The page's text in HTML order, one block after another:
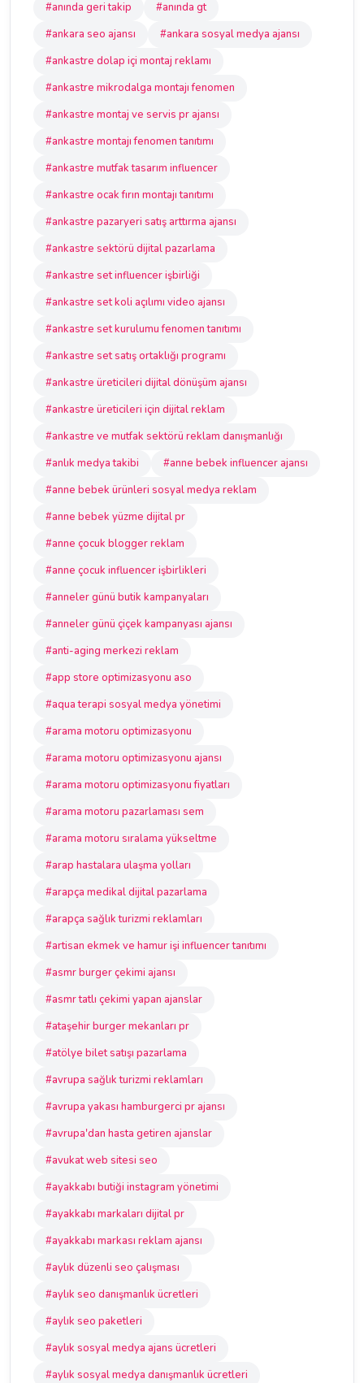
#anında geri takip
#anında gt
#ankara seo ajansı
#ankara sosyal medya ajansı
#ankastre dolap içi montaj reklamı
#ankastre mikrodalga montajı fenomen
#ankastre montaj ve servis pr ajansı
#ankastre montajı fenomen tanıtımı
#ankastre mutfak tasarım influencer
#ankastre ocak fırın montajı tanıtımı
#ankastre pazaryeri satış arttırma ajansı
#ankastre sektörü dijital pazarlama
#ankastre set influencer işbirliği
#ankastre set koli açılımı video ajansı
#ankastre set kurulumu fenomen tanıtımı
#ankastre set satış ortaklığı programı
#ankastre üreticileri dijital dönüşüm ajansı
#ankastre üreticileri için dijital reklam
#ankastre ve mutfak sektörü reklam danışmanlığı
#anlık medya takibi
#anne bebek influencer ajansı
#anne bebek ürünleri sosyal medya reklam
#anne bebek yüzme dijital pr
#anne çocuk blogger reklam
#anne çocuk influencer işbirlikleri
#anneler günü butik kampanyaları
#anneler günü çiçek kampanyası ajansı
#anti-aging merkezi reklam
#app store optimizasyonu aso
#aqua terapi sosyal medya yönetimi
#arama motoru optimizasyonu
#arama motoru optimizasyonu ajansı
#arama motoru optimizasyonu fiyatları
#arama motoru pazarlaması sem
#arama motoru sıralama yükseltme
#arap hastalara ulaşma yolları
#arapça medikal dijital pazarlama
#arapça sağlık turizmi reklamları
#artisan ekmek ve hamur işi influencer tanıtımı
#asmr burger çekimi ajansı
#asmr tatlı çekimi yapan ajanslar
#ataşehir burger mekanları pr
#atölye bilet satışı pazarlama
#avrupa sağlık turizmi reklamları
#avrupa yakası hamburgerci pr ajansı
#avrupa'dan hasta getiren ajanslar
#avukat web sitesi seo
#ayakkabı butiği instagram yönetimi
#ayakkabı markaları dijital pr
#ayakkabı markası reklam ajansı
#aylık düzenli seo çalışması
#aylık seo danışmanlık ücretleri
#aylık seo paketleri
#aylık sosyal medya ajans ücretleri
#aylık sosyal medya danışmanlık ücretleri